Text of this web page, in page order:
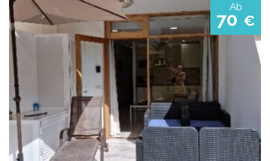
Ab
70 €